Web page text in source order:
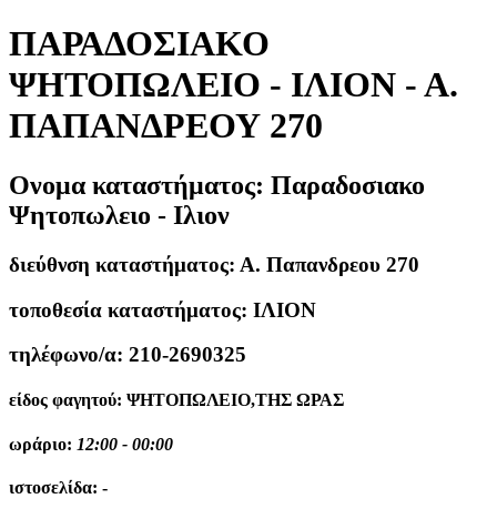
ΠΑΡΑΔΟΣΙΑΚΟ
ΨΗΤΟΠΩΛΕΙΟ - ΙΛΙΟΝ - Α.
ΠΑΠΑΝΔΡΕΟΥ 270
Ονομα καταστήματος: Παραδοσιακο
Ψητοπωλειο - Ιλιον
διεύθνση καταστήματος: Α. Παπανδρεου 270
τοποθεσία καταστήματος: ΙΛΙΟΝ
τηλέφωνο/α: 210-2690325
είδος φαγητού: ΨΗΤΟΠΩΛΕΙΟ,ΤΗΣ ΩΡΑΣ
ωράριο: 12:00 - 00:00
ιστοσελίδα: -